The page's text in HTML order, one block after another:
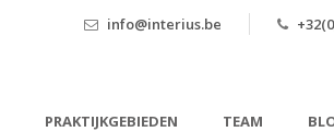
info@interius.be
PRAKTIJKGEBIEDEN TEAM